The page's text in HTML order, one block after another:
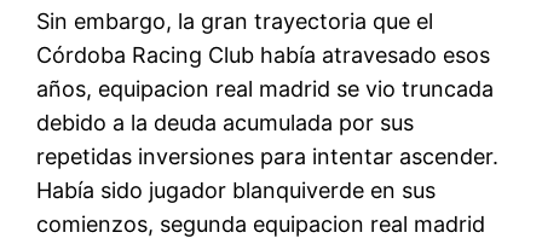
Sin embargo, la gran trayectoria que el
Córdoba Racing Club había atravesado esos
años, equipacion real madrid se vio truncada
debido a la deuda acumulada por sus
repetidas inversiones para intentar ascender.
Había sido jugador blanquiverde en sus
comienzos, segunda equipacion real madrid